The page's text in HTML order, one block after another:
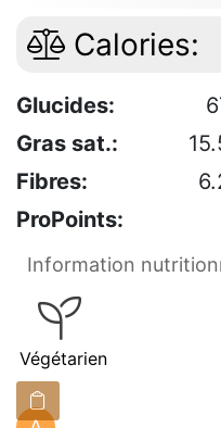
Calories:
Glucides:
Gras sat.:
Fibres:
ProPoints:
Information
Végétarien